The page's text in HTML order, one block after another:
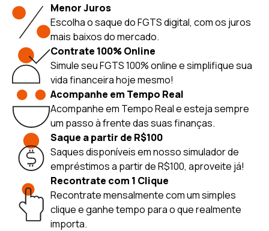
Menor Juros
Escolha o saque do FGTS digital, com os juros
mais baixos do mercado.
Contrate 100% Online
Simule seu FGTS 100% online e simplifique sua
vida financeira hoje mesmo!
Acompanhe em Tempo Real
Acompanhe em Tempo Real e esteja sempre
um passo à frente das suas finanças.
Saque a partir de R$100
Saques disponíveis em nosso simulador de
empréstimos a partir de R$100, aproveite já!
Recontrate com 1 Clique
Recontrate mensalmente com um simples
clique e ganhe tempo para o que realmente
importa.